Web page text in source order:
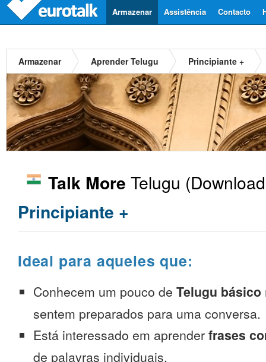
Contacto
Assistência
Armazenar
Armazenar Aprender Telugu Principiante +
Talk More Telugu
Principiante +
Ideal para aqueles que:
Conhecem um pouco de Telugu básico
sentem preparados para uma conversa.
Está interessado em aprender frases
de palavras individuais.